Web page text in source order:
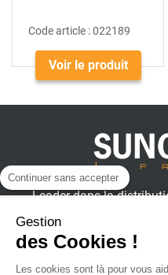
Code article :022189
Voir le produit
Leader dans la
plastiques, aluminium
pour
Continuer sans accepter
Gestion
des Cookies !
Les cookies sont là pour vous